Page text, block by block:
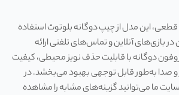
قطعی، این مدل از چیپ دوگانه بلوتوث استفاده
بازی‌های آنلاین و تماس‌های تلفنی ارائه
دوگانه با قابلیت حذف نویز محیطی، کیفیت
و صدا به‌طور قابل توجهی بهبود می‌بخشد. در
سایت ما می‌توانید گزینه‌های مشابه را مشاهده